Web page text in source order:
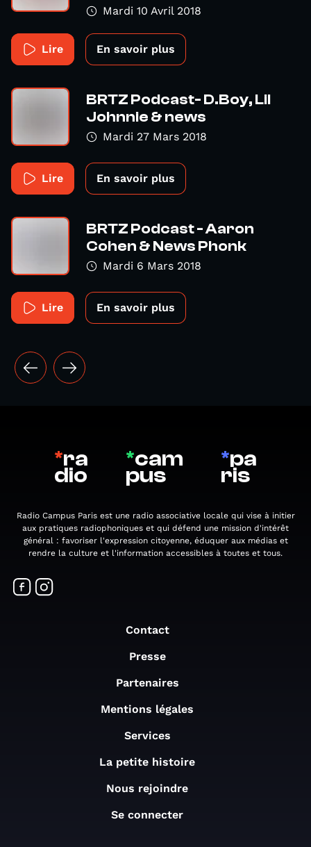
Mardi 10 Avril 2018
Lire En savoir plus
BRTZ Podcast- D.Boy, Lil
Johnnie & news
Mardi 27 Mars 2018
Lire En savoir plus
BRTZ Podcast - Aaron
Cohen & News Phonk
Mardi 6 Mars 2018
Lire En savoir plus
*ra
dio
*cam
pus
*pa
ris
Radio Campus Paris est une radio associative locale qui vise à initier
aux pratiques radiophoniques et qui défend une mission d'intérêt
général : favoriser l'expression citoyenne, éduquer aux médias et
rendre la culture et l'information accessibles à toutes et tous.
Contact
Presse
Partenaires
Mentions légales
Services
La petite histoire
Nous rejoindre
Se connecter